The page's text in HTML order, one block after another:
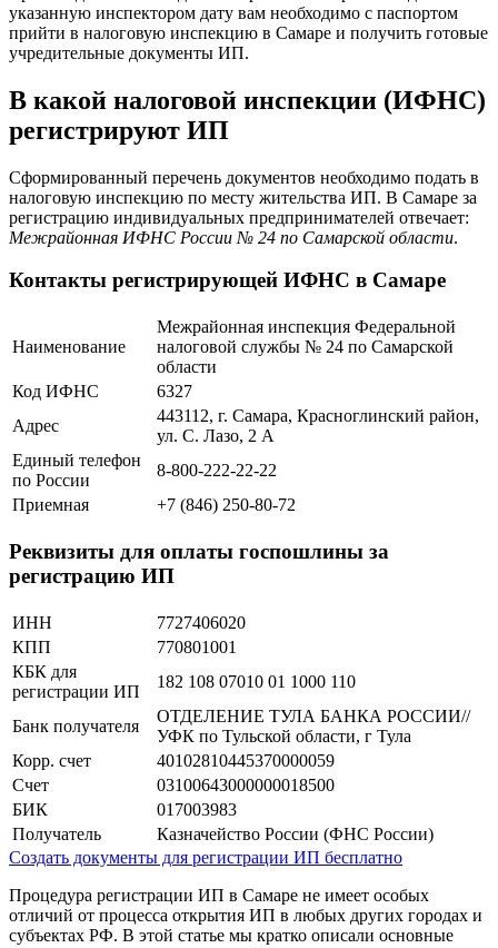
указанную инспектором дату вам необходимо с паспортом
прийти в налоговую инспекцию в Самаре и получить готовые
учредительные документы ИП.
В какой налоговой инспекции (ИФНС)
регистрируют ИП
Сформированный перечень документов необходимо подать в
налоговую инспекцию по месту жительства ИП. В Самаре за
регистрацию индивидуальных предпринимателей отвечает:
Межрайонная ИФНС России № 24 по Самарской области.
Контакты регистрирующей ИФНС в Самаре
Наименование
Межрайонная инспекция Федеральной
налоговой службы № 24 по Самарской
области
Код ИФНС
6327
Адрес
443112, г. Самара, Красноглинский район,
ул. С. Лазо, 2 А
Единый телефон
по России
8-800-222-22-22
Приемная
+7 (846) 250-80-72
Реквизиты для оплаты госпошлины за
регистрацию ИП
ИНН
7727406020
КПП
770801001
КБК для
регистрации ИП
182 108 07010 01 1000 110
Банк получателя
ОТДЕЛЕНИЕ ТУЛА БАНКА РОССИИ//
УФК по Тульской области, г Тула
Корр. счет
40102810445370000059
Счет
03100643000000018500
БИК
017003983
Получатель
Казначейство России (ФНС России)
Создать документы для регистрации ИП бесплатно
Процедура регистрации ИП в Самаре не имеет особых
отличий от процесса открытия ИП в любых других городах и
субъектах РФ. В этой статье мы кратко описали основные